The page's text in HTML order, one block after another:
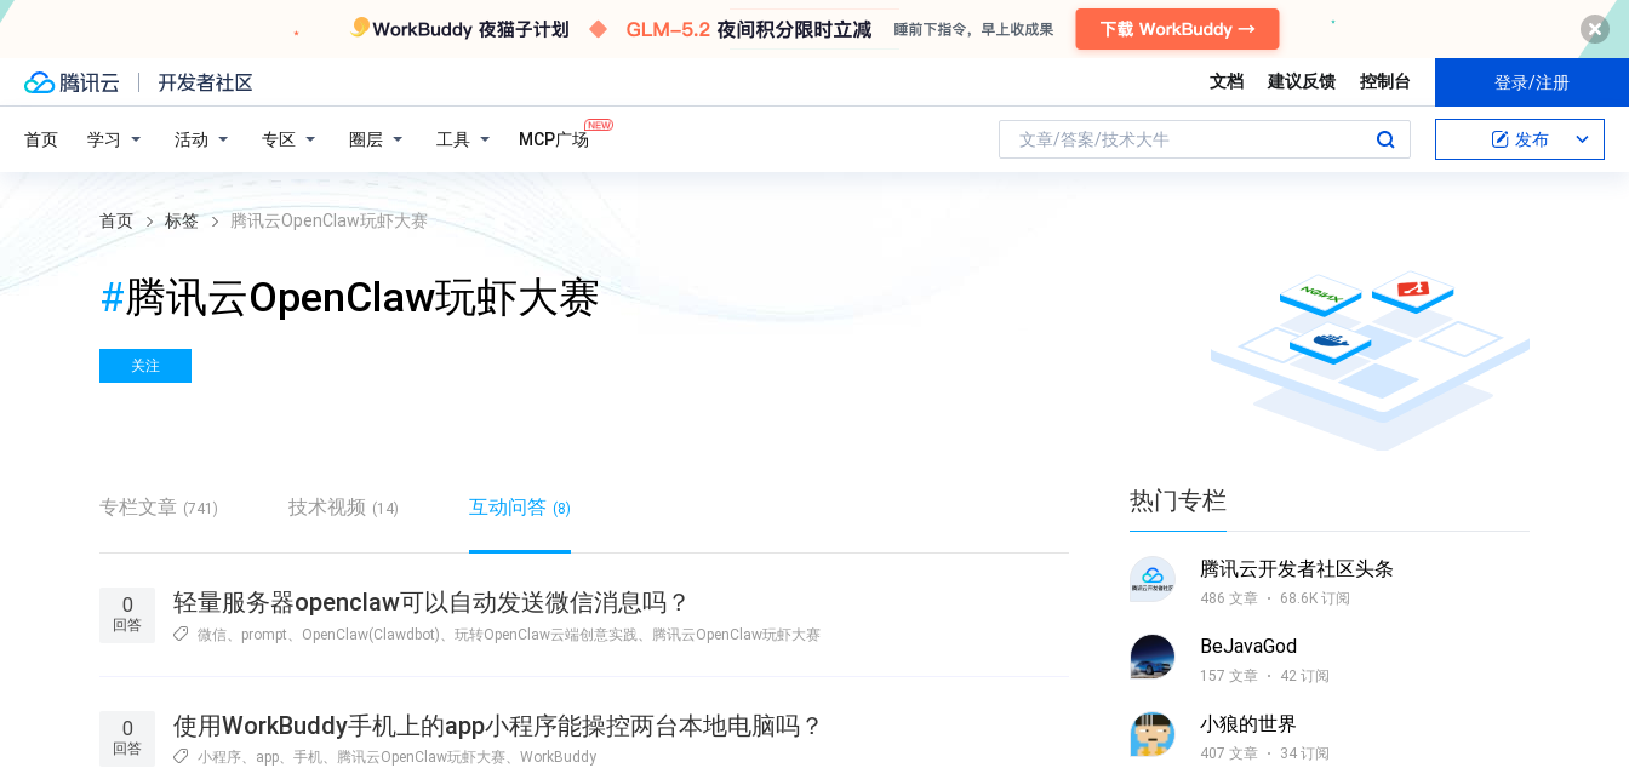
文档 建议反馈 控制台 登录/注册
首页 学习 活动 专区 圈层 工具 MCP广场 文章/答案/技术大牛 发布
首页 标签 腾讯云OpenClaw玩虾大赛
#腾讯云OpenClaw玩虾大赛
关注
专栏文章 (741) 技术视频 (14) 互动问答 (8)
轻量服务器openclaw可以自动发送微信消息吗？
0
回答
微信 prompt OpenClaw(Clawdbot) 玩转OpenClaw云端创意实践 腾讯云OpenClaw玩虾大赛
使用WorkBuddy手机上的app小程序能操控两台本地电脑吗？
0
回答
小程序、 app、 手机、 腾讯云OpenClaw玩虾大赛、 WorkBuddy
热门专栏
腾讯云开发者社区头条
486 文章 68.6K 订阅
BeJavaGod
157 文章 42 订阅
小狼的世界
407 文章 34 订阅